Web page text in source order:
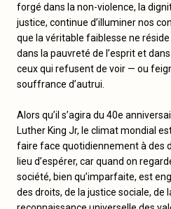
forgé dans la non-violence, la
justice, continue d’illuminer nos
que la véritable faiblesse ne
dans la pauvreté de l’esprit et
ceux qui refusent de voir — ou
souffrance d’autrui.
Alors qu’il s’agira du 40e
Luther King Jr, le climat mondial
faire face quotidiennement à des
lieu d’espérer, car quand on
société, bien qu’imparfaite, est
des droits, de la justice sociale, de